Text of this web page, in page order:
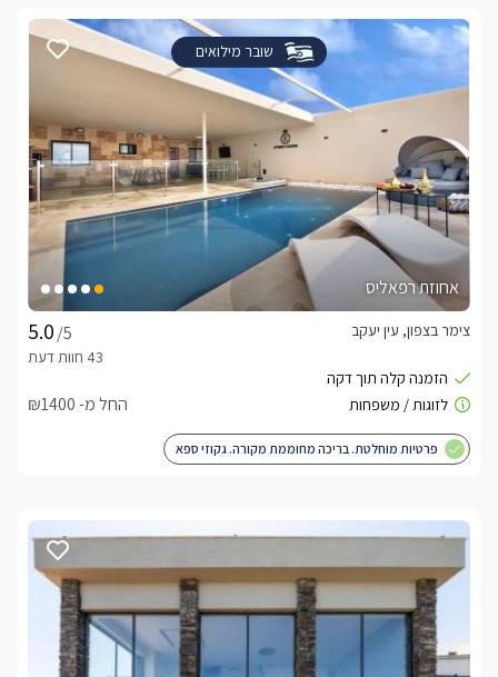
שובר מילואים
אחוזת רפאליס
/5
צימר בצפון, עין יעקב
החל מ- ₪1400
פרטיות מוחלטת. בריכה מחוממת מקורה. גקוזי ספא